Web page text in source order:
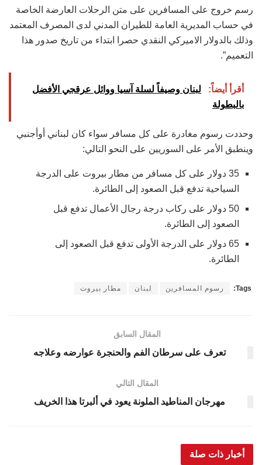
رسم خروج على المسافرين على متن الرحلات العارضة الخاصة
في حساب المديرية العامة للطيران المدني لدى المصرف المعتمد
وذلك بالدولار الاميركي النقدي حصرا ابتداء من تاريخ صدور هذا
التعميم”.
أقرأ أيضاً:
لبنان وصيفاً لسلة آسيا ووائل عرقجي الأفضل
بالبطولة
وحددت رسوم مغادرة على كل مسافر سواء كان لبناني أوأجنبي
وينطبق الأمر على السوريين على النحو التالي:
35 دولار على كل مسافر من مطار بيروت على الدرجة
السياحية تدفع قبل الصعود إلى الطائرة.
50 دولار على ركاب درجة رجال الأعمال تدفع قبل
الصعود إلى الطائرة.
65 دولار على الدرجة الأولى تدفع قبل الصعود إلى
الطائرة.
Tags: رسوم المسافرين لبنان مطار بيروت
المقال السابق
تعرف على سرطان الفم والحنجرة عوارضه وعلاجه
المقال التالي
مهرجان المناطيد الملونة يعود في ألبرتا هذا الخريف
أخبار ذات صلة